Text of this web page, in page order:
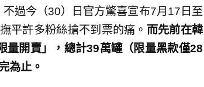
過今（30）日官方驚喜宣布7月17日至
平許多粉絲搶不到票的痛。 而先前在韓
量開賣」，總計39萬罐（限量黑款僅28
為止。